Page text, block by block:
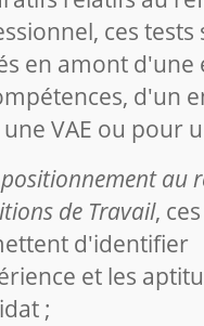
ces tests
en amont d'une
d'un
VAE ou pour
au
de Travail,
d'identifier
et les
;